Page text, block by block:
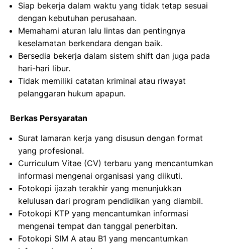
Siap bekerja dalam waktu yang tidak tetap sesuai
dengan kebutuhan perusahaan.
Memahami aturan lalu lintas dan pentingnya
keselamatan berkendara dengan baik.
Bersedia bekerja dalam sistem shift dan juga pada
hari-hari libur.
Tidak memiliki catatan kriminal atau riwayat
pelanggaran hukum apapun.
Berkas Persyaratan
Surat lamaran kerja yang disusun dengan format
yang profesional.
Curriculum Vitae (CV) terbaru yang mencantumkan
informasi mengenai organisasi yang diikuti.
Fotokopi ijazah terakhir yang menunjukkan
kelulusan dari program pendidikan yang diambil.
Fotokopi KTP yang mencantumkan informasi
mengenai tempat dan tanggal penerbitan.
Fotokopi SIM A atau B1 yang mencantumkan